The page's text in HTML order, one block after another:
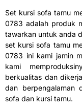
Set kursi sofa tamu
0783 adalah produk
tawarkan untuk anda
set kursi sofa tamu
0783 ini kami jamin
kami
berkualitas dan
dan berpengalaman
sofa dan kursi tamu.